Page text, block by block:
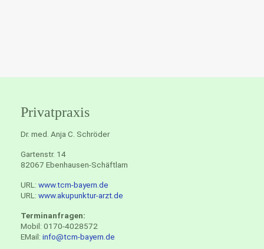
Privatpraxis
Dr. med. Anja C. Schröder
Gartenstr. 14
82067 Ebenhausen-Schäftlarn
URL: www.tcm-bayern.de
URL: www.akupunktur-arzt.de
Terminanfragen:
Mobil: 0170-4028572
EMail: info@tcm-bayern.de